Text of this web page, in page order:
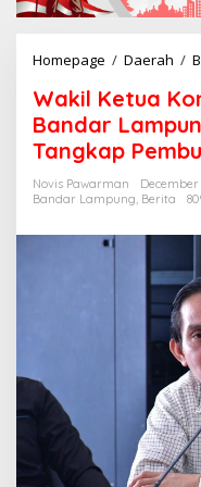
Homepage / Daerah /
Wakil Ketua
Bandar
Tangkap
Novis Pawarman
December
Bandar Lampung, Berita